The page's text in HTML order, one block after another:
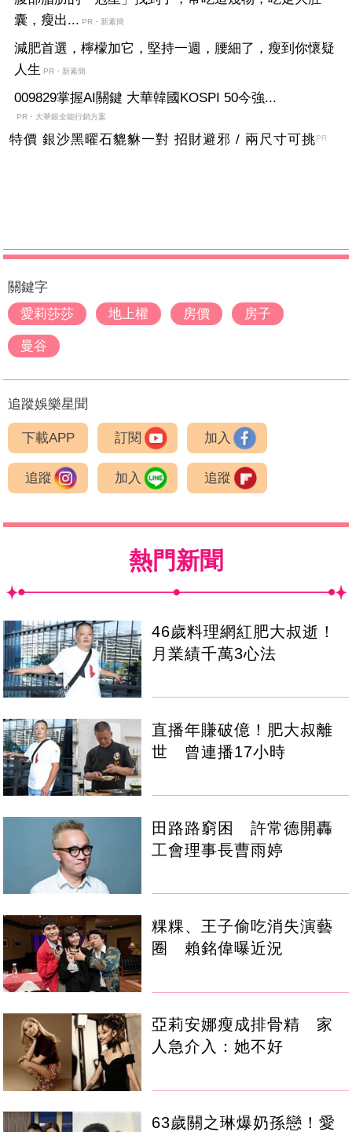
囊，瘦出... PR・新素簡
減肥首選，檸檬加它，堅持一週，腰細了，瘦到你懷疑
人生 PR・新素簡
009829掌握AI關鍵 大華韓國KOSPI 50今強...
PR・大華銀全能行銷方案
特價 銀沙黑曜石貔貅一對 招財避邪 / 兩尺寸可挑PR
關鍵字
愛莉莎莎
地上權 房價 房子
曼谷
追蹤娛樂星聞
下載APP 訂閱 加入
追蹤 加入 追蹤
熱門新聞
46歲料理網紅肥大叔逝！
月業績千萬3心法
直播年賺破億！肥大叔離
世 曾連播17小時
田路路窮困 許常德開轟
工會理事長曹雨婷
粿粿、王子偷吃消失演藝
圈 賴銘偉曝近況
亞莉安娜瘦成排骨精 家
人急介入：她不好
63歲關之琳爆奶孫戀！愛